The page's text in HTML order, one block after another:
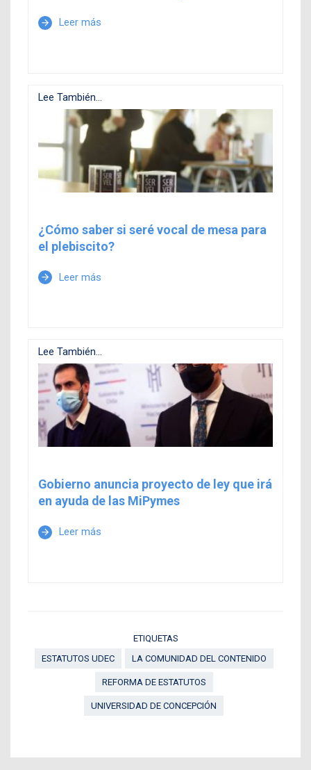
arrow_forward Leer más
Lee También...
¿Cómo saber si seré vocal de mesa para
el plebiscito?
arrow_forward Leer más
Lee También...
Gobierno anuncia proyecto de ley que irá
en ayuda de las MiPymes
arrow_forward Leer más
ETIQUETAS
ESTATUTOS UDEC
LA COMUNIDAD DEL CONTENIDO
REFORMA DE ESTATUTOS
UNIVERSIDAD DE CONCEPCIÓN